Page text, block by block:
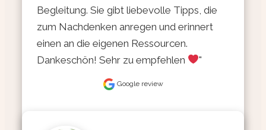
Begleitung. Sie gibt liebevolle Tipps, die
zum Nachdenken anregen und erinnert
einen an die eigenen Ressourcen.
Dankeschön! Sehr zu empfehlen
"
Google review